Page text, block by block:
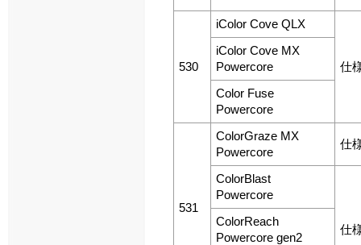
530
iColor Cove QLX
仕
iColor Cove MX
Powercore
Color Fuse
Powercore
531
ColorGraze MX
Powercore
仕
ColorBlast
Powercore
仕
ColorReach
Powercore gen2